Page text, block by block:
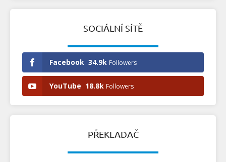
SOCIÁLNÍ SÍTĚ
Facebook 34.9k Followers
YouTube 18.8k Followers
PŘEKLADAČ